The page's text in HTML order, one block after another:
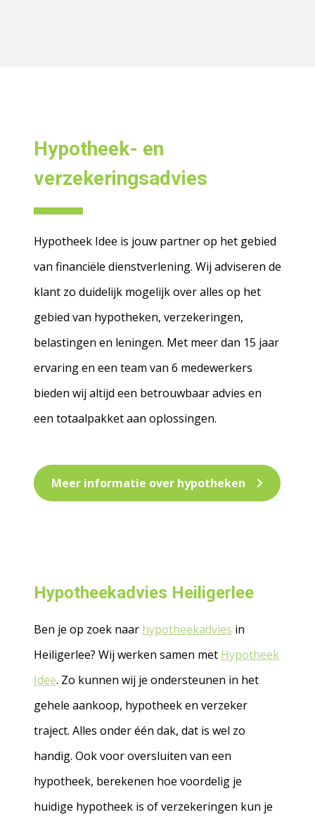
Hypotheek- en
verzekeringsadvies
Hypotheek Idee is jouw partner op het gebied
van financiële dienstverlening. Wij adviseren de
klant zo duidelijk mogelijk over alles op het
gebied van hypotheken, verzekeringen,
belastingen en leningen. Met meer dan 15 jaar
ervaring en een team van 6 medewerkers
bieden wij altijd een betrouwbaar advies en
een totaalpakket aan oplossingen.
Meer informatie over hypotheken
Hypotheekadvies Heiligerlee
Ben je op zoek naar hypotheekadvies in
Heiligerlee? Wij werken samen met Hypotheek
Idee. Zo kunnen wij je ondersteunen in het
gehele aankoop, hypotheek en verzeker
traject. Alles onder één dak, dat is wel zo
handig. Ook voor oversluiten van een
hypotheek, berekenen hoe voordelig je
huidige hypotheek is of verzekeringen kun je